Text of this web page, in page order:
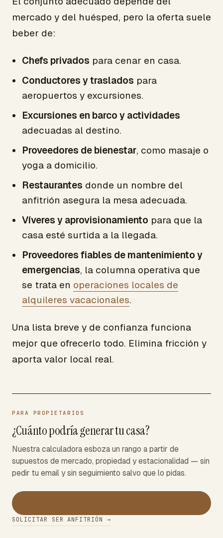
mercado y del huésped, pero la oferta suele
beber de:
Chefs privados para cenar en casa.
Conductores y traslados para
aeropuertos y excursiones.
Excursiones en barco y actividades
adecuadas al destino.
Proveedores de bienestar, como masaje o
yoga a domicilio.
Restaurantes donde un nombre del
anfitrión asegura la mesa adecuada.
Víveres y aprovisionamiento para que la
casa esté surtida a la llegada.
Proveedores fiables de mantenimiento y
emergencias, la columna operativa que
se trata en operaciones locales de
alquileres vacacionales.
Una lista breve y de confianza funciona
mejor que ofrecerlo todo. Elimina fricción y
aporta valor local real.
PARA PROPIETARIOS
¿Cuánto podría generar tu casa?
Nuestra calculadora esboza un rango a partir de
supuestos de mercado, propiedad y estacionalidad — sin
pedir tu email y sin seguimiento salvo que lo pidas.
SOLICITAR SER ANFITRIÓN →